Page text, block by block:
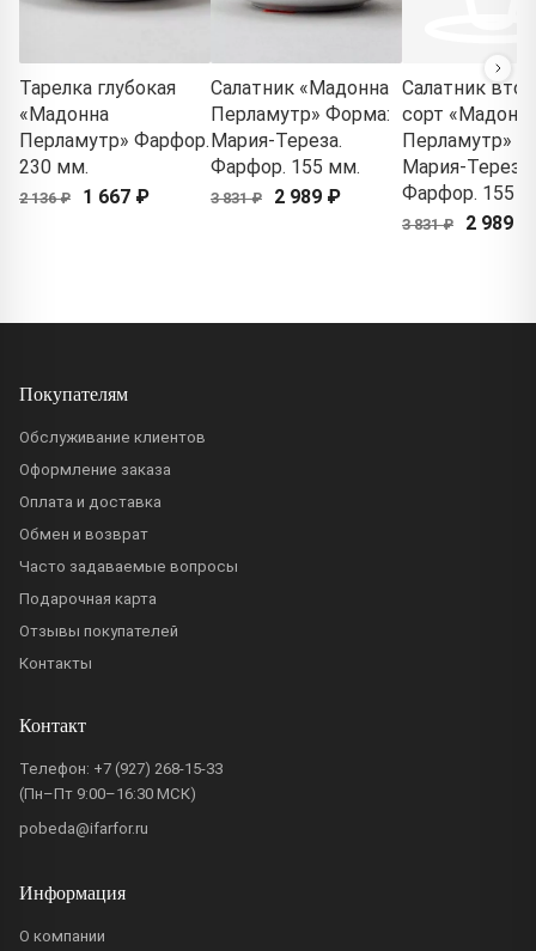
Тарелка глубокая
«Мадонна
Перламутр» Фарфор.
230 мм.
2 136 ₽ 1 667 ₽
Салатник «Мадонна
Перламутр» Форма:
Мария-Тереза.
Фарфор. 155 мм.
3 831 ₽ 2 989 ₽
Салатник
сорт
Перламутр»
Мария-Тереза.
Фарфор. 155
3 831 ₽ 2 989 ₽
Покупателям
Обслуживание клиентов
Оформление заказа
Оплата и доставка
Обмен и возврат
Часто задаваемые вопросы
Подарочная карта
Отзывы покупателей
Контакты
Контакт
Телефон: +7 (927) 268-15-33
(Пн–Пт 9:00–16:30 МСК)
pobeda@ifarfor.ru
Информация
О компании